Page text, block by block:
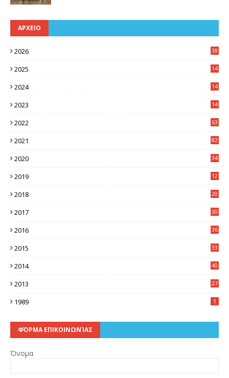
ΑΡΧΕΙΟ
2026 38
2025
14
2024
14
2023
14
2022 63
2021 82
2020 34
2019
12
2018
20
2017
30
2016
36
2015
33
2014
40
2013
27
1989 1
ΦΌΡΜΑ ΕΠΙΚΟΙΝΩΝΊΑΣ
Όνομα